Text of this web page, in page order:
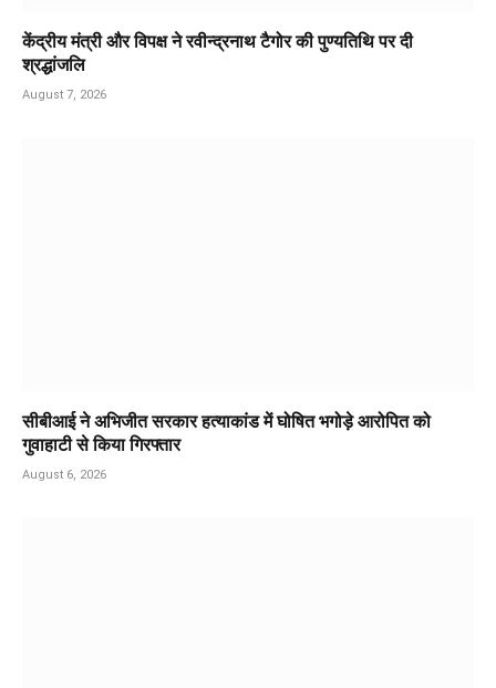
केंद्रीय मंत्री और विपक्ष ने रवीन्द्रनाथ टैगोर की पुण्यतिथि पर दी
श्रद्धांजलि
August 7, 2026
सीबीआई ने अभिजीत सरकार हत्याकांड में घोषित भगोड़े आरोपित को
गुवाहाटी से किया गिरफ्तार
August 6, 2026